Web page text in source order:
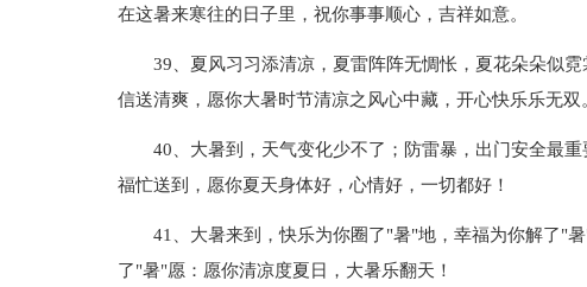
在这暑来寒往的日子里，祝你事事顺心，吉祥如意。
39、夏风习习添清凉，夏雷阵阵无惆怅，夏花朵朵似
信送清爽，愿你大暑时节清凉之风心中藏，开心快乐乐无双
40、大暑到，天气变化少不了；防雷暴，出门安全最
福忙送到，愿你夏天身体好，心情好，一切都好！
41、大暑来到，快乐为你圈了"暑"地，幸福为你解了"
了"暑"愿：愿你清凉度夏日，大暑乐翻天！